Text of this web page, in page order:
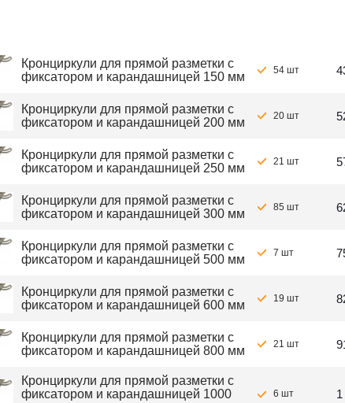
Кронциркули для прямой разметки с
фиксатором и карандашницей 150 мм
54 шт
Кронциркули для прямой разметки с
фиксатором и карандашницей 200 мм
20 шт
Кронциркули для прямой разметки с
фиксатором и карандашницей 250 мм
21 шт
Кронциркули для прямой разметки с
фиксатором и карандашницей 300 мм
85 шт
Кронциркули для прямой разметки с
фиксатором и карандашницей 500 мм
7 шт
Кронциркули для прямой разметки с
фиксатором и карандашницей 600 мм
19 шт
Кронциркули для прямой разметки с
фиксатором и карандашницей 800 мм
21 шт
Кронциркули для прямой разметки с
фиксатором и карандашницей 1000
6 шт